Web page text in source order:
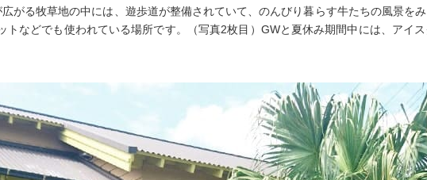
がる牧草地の中には、遊歩道が整備されていて、のんびり暮らす牛たちの風景を
トなどでも使われている場所です。（写真2枚目）GWと夏休み期間中には、アイ